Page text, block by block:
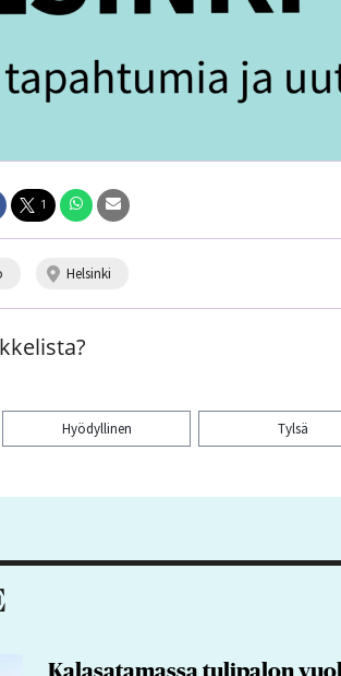
1
helsinki
Hyödyllinen Tylsä
Kalasatamassa tulipalon